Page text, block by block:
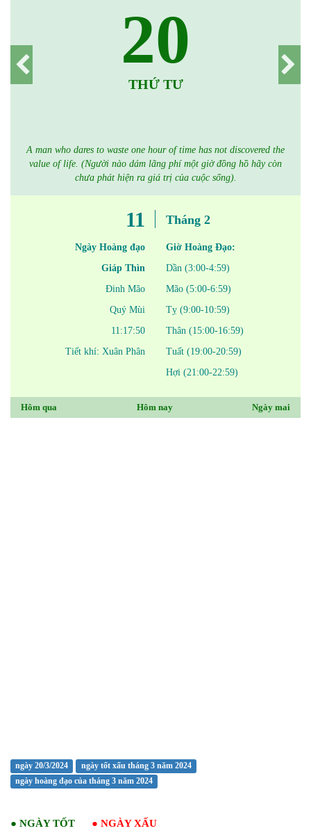
20
THỨ TƯ
A man who dares to waste one hour of time has not discovered the
value of life. (Người nào dám lãng phí một giờ đồng hồ hãy còn
chưa phát hiện ra giá trị của cuộc sống).
11
Ngày Hoàng đạo
Giáp Thìn
Đinh Mão
Quý Mùi
11:17:50
Tiết khí: Xuân Phân
Tháng 2
Giờ Hoàng Đạo:
Dần (3:00-4:59)
Mão (5:00-6:59)
Tỵ (9:00-10:59)
Thân (15:00-16:59)
Tuất (19:00-20:59)
Hợi (21:00-22:59)
Hôm qua Hôm nay Ngày mai
ngày 20/3/2024
ngày tốt xấu tháng 3 năm 2024
ngày hoàng đạo của tháng 3 năm 2024
● NGÀY TỐT ● NGÀY XẤU